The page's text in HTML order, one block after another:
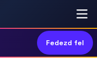
Fedezd fel